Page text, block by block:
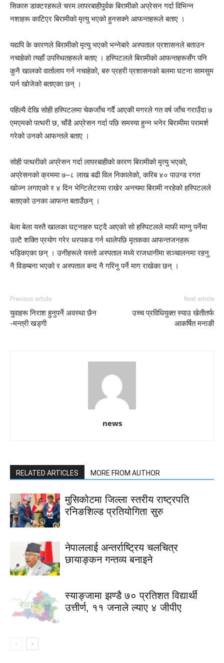
सिकारु डाक्टरहरूले चरम लापरबाहीपुर्वक बिरामीको अप्रेसन गर्दा विभिन्न
नशाहरू काटिएर बिरामीको मृत्यु भएको हुनसक्ने आफन्तहरूले बताए ।
यद्यपि के कारणले बिरामीको मृत्यु भएको भन्नेबारे अस्पताल प्रशासनले बताउन
नचाहेको त्यहाँ उपस्थितहरूले बताए । हस्पिटलले बिरामीको आफन्तहरूसँग पनि
कुनै खालको वार्तालाप गर्न नचाहेको, बरु प्रहरी प्रशासनको बलमा घटना सामसुम
पार्न खोजेको बताएका छन् ।
पहिल्यै देखि सोही हस्पिटलमा चेकजाँच गर्दै आएकी मगरले गत वर्ष जाँच गराउँदा ७
एमएमको पत्थरी छ, चाँडै अप्रेसन गर्दा पछि समस्या हुन्न भनेर बिरामीमा परामर्श
गरेको उनको आफन्तले बताए ।
सोही पत्थरीको अप्रेसन गर्दा लापरबाहीको कारण बिरामीको मृत्यु भएको,
अप्रेसनको क्रममा ७–८ लाख बढी विल निकालेको, करिब ४० पाउन्ड रगत
खोज्न लगाएको र ४ दिन भेन्टिलेटरमा राखेर अन्त्यमा बिरामी नरहेको हस्पिटलले
बताएको उनका आफन्त बताउँछन् ।
बेला बेला यस्तै खालका घट्नाहरु घट्दै आएको सो हस्पिटलले माफी माग्नु पर्नेमा
उल्टै शक्ति प्रयोग गरेर धरपकड गर्न थालेपछि मृतकका आफन्तजनहरू
भड्किएका छन् । उनीहरूले यस्तो अस्पताल मध्ये राजधानीमा सञ्चालनमा रहनु
नै विडम्बना भएको र अस्पताल बन्द नै गरिनु पर्ने माग राखेका छन् ।
Previous article
युवाहरू निराश हुनुपर्ने अवस्था छैन
-मन्त्री खड्गी
Next article
उच्च प्रविधियुक्त स्याउ खेतीतर्फ
आकर्षित मनाङी
news
RELATED ARTICLES MORE FROM AUTHOR
मुसिकोटमा जिल्ला स्तरीय राष्ट्रपति
रनिङशिल्ड प्रतियोगिता सुरु
नेपाललाई अन्तर्राष्ट्रिय चलचित्र
छायाङ्कन गन्तव्य बनाइने
स्याङ्जामा झण्डै ७० प्रतिशत विद्यार्थी
उत्तीर्ण, ११ जनाले ल्याए ४ जीपीए